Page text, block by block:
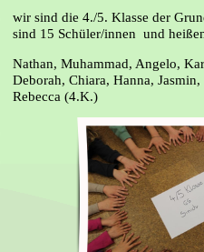
wir sind die 4./5. Klasse der
sind 15 Schüler/innen und
Nathan, Muhammad, Angelo,
Deborah, Chiara, Hanna,
Rebecca (4.K.)